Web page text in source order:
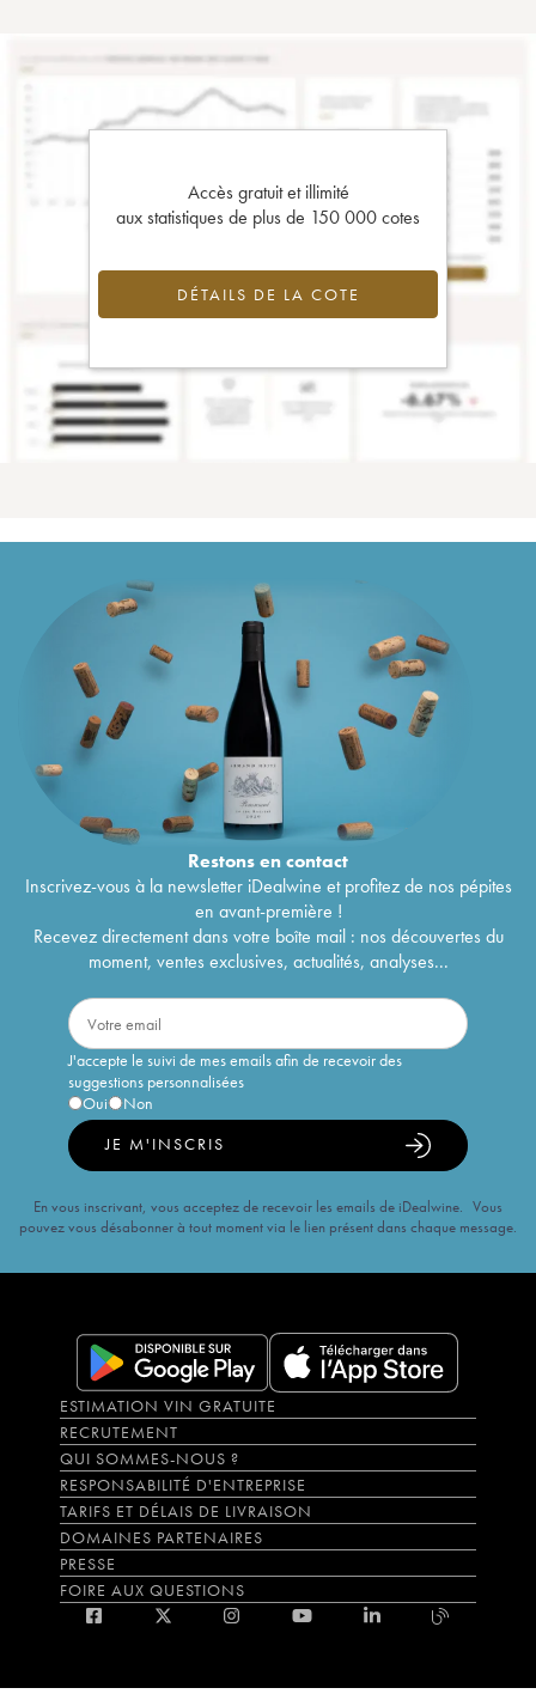
Accès gratuit et illimité
aux statistiques de plus de 150 000 cotes
DÉTAILS DE LA COTE
Restons encontact
Inscrivez-vous à la newsletter iDealwine et profitez de nos pépites
en avant-première !
Recevez directement dans votre boîte mail : nos découvertes du
moment, ventes exclusives, actualités, analyses...
J'accepte le suivi de mes emails afin de recevoir des
suggestions personnalisées
Oui
Non
JE M'INSCRIS
En vous inscrivant, vous acceptez de recevoir les emails de iDealwine. Vous
pouvez vous désabonner à tout moment via le lien présent dans chaque message.
ESTIMATION VIN GRATUITE
RECRUTEMENT
QUI SOMMES-NOUS ?
RESPONSABILITÉ D'ENTREPRISE
TARIFS ET DÉLAIS DE LIVRAISON
DOMAINES PARTENAIRES
PRESSE
FOIRE AUX QUESTIONS